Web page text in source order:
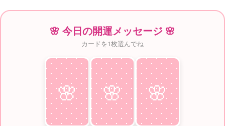
🌸 今日の開運メッセージ 🌸
カードを1枚選んでね
🌸
♥ 🌸
♥ 🌸
♥